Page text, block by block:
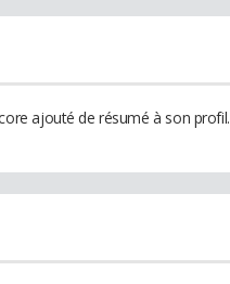
ajouté de résumé à son profil.